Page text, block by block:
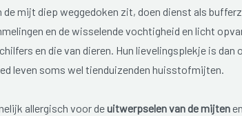
mijt diep weggedoken zit, doen dienst als
en de wisselende vochtigheid en licht
en die van dieren. Hun lievelingsplekje is
leven soms wel tienduizenden huisstofmijten.
allergisch voor deuitwerpselen van de mijten